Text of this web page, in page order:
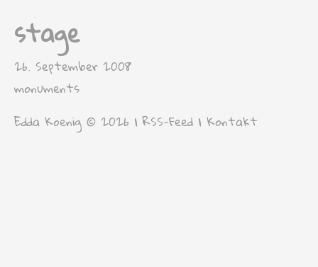
stage
26. September 2008
monuments
Edda Koenig © 2026 |RSS-Feed | Kontakt